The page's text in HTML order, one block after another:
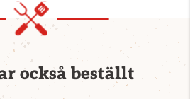
också beställt